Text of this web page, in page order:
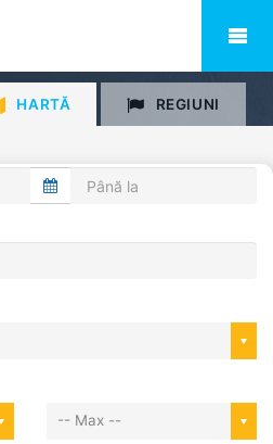
HARTĂ REGIUNI
-- Max --